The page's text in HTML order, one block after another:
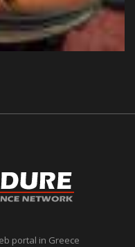
portal in Greece